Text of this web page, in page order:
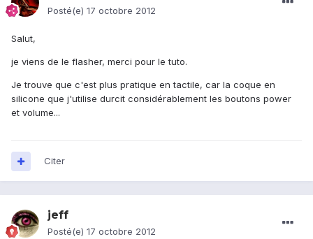
Posté(e) 17 octobre 2012
Salut,
je viens de le flasher, merci pour le tuto.
Je trouve que c'est plus pratique en tactile, car la coque en
silicone que j'utilise durcit considérablement les boutons power
et volume...
Citer
jeff
Posté(e) 17 octobre 2012